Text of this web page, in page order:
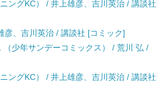
ングKC） / 井上雄彦、吉川英治 / 講談社
彦、吉川英治 / 講談社 [コミック]
少年サンデーコミックス） / 荒川 弘 /
ングKC） / 井上雄彦、吉川英治 / 講談社